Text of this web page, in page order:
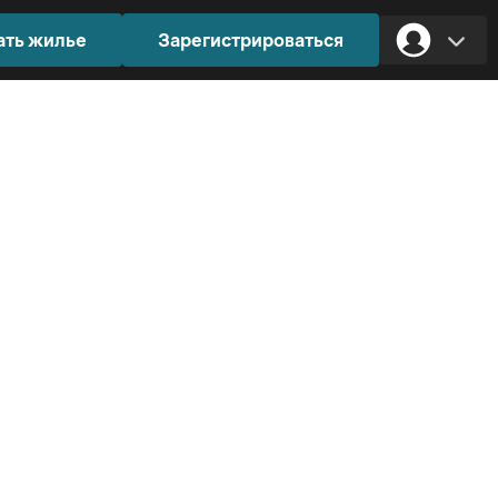
жилье Зарегистрироваться